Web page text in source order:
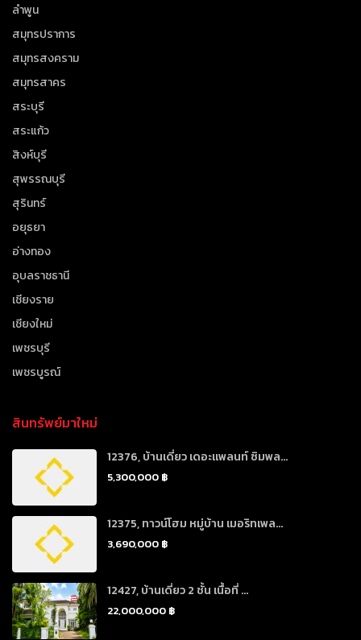
ลำพูน
สมุทรปราการ
สมุทรสงคราม
สมุทรสาคร
สระบุรี
สระแก้ว
สิงห์บุรี
สุพรรณบุรี
สุรินทร์
อยุธยา
อ่างทอง
อุบลราชธานี
เชียงราย
เชียงใหม่
เพชรบุรี
เพชรบูรณ์
สินทรัพย์มาใหม่
12376, บ้านเดี่ยว เดอะแพลนท์ ซิมพล...
5,300,000 ฿
12375, ทาวน์โฮม หมู่บ้าน เมอริทเพล...
3,690,000 ฿
12427, บ้านเดี่ยว 2 ชั้น เนื้อที่ ...
22,000,000 ฿